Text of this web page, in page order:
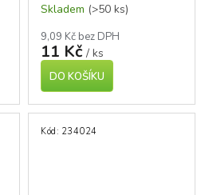
Skladem (>50 ks)
9,09 Kč bez DPH
11 Kč / ks
DO KOŠÍKU
Kód: 234024